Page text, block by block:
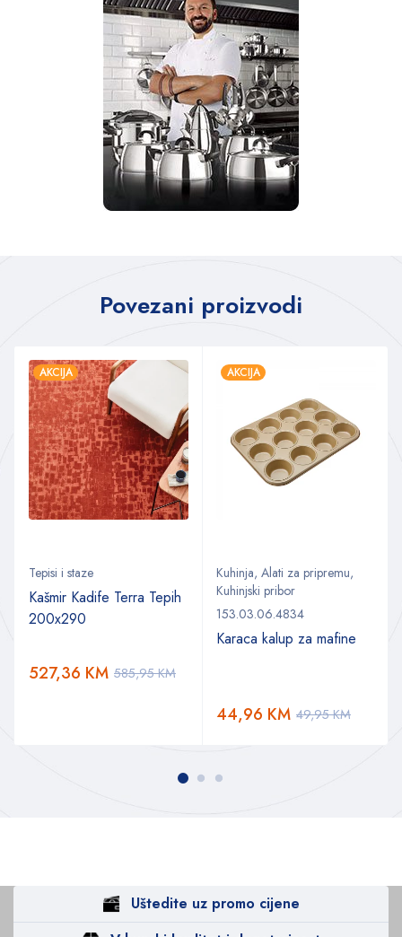
Povezani proizvodi
AKCIJA
Tepisi i staze
Kašmir Kadife Terra Tepih
200x290
585,95KM
527,36 KM
AKCIJA
Kuhinja, Alati za pripremu,
Kuhinjski pribor
153.03.06.4834
Karaca kalup za mafine
49,95KM
44,96 KM
Uštedite uz promo cijene